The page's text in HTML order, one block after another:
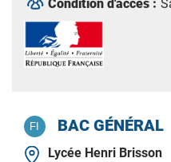
Condition d'accès :
BAC GÉNÉRAL
Lycée Henri Brisson